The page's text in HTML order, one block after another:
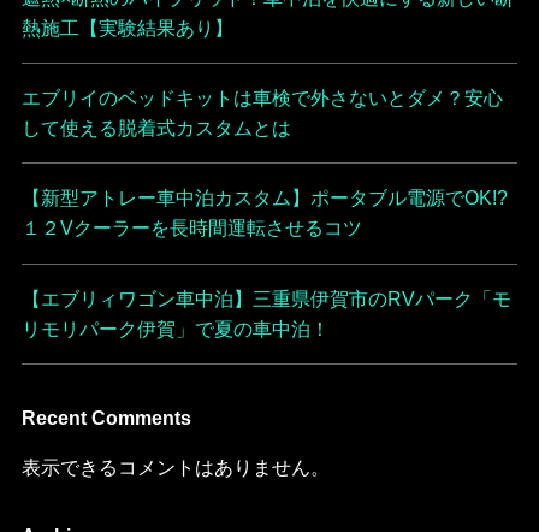
熱施工【実験結果あり】
エブリイのベッドキットは車検で外さないとダメ？安心
して使える脱着式カスタムとは
【新型アトレー車中泊カスタム】ポータブル電源でOK!?
１２Vクーラーを長時間運転させるコツ
【エブリィワゴン車中泊】三重県伊賀市のRVパーク「モ
リモリパーク伊賀」で夏の車中泊！
Recent Comments
表示できるコメントはありません。